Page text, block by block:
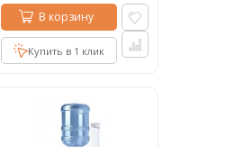
В корзину
Купить в 1 клик